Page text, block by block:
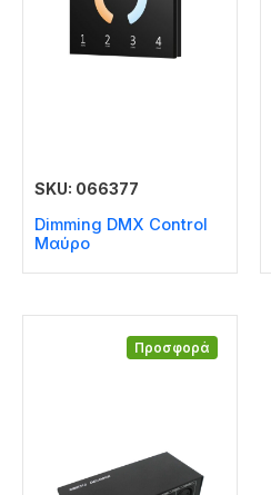
SKU: 066377
Dimming DMX Control
Μαύρο
Προσφορά